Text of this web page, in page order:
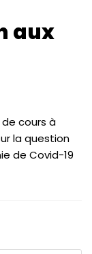
aux
cours à
la question
de Covid-19